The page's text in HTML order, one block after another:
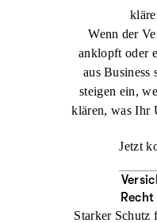
Wenn der
anklopft oder
aus Business
steigen ein,
klären, was Ihr
Jetzt
Starker Schutz